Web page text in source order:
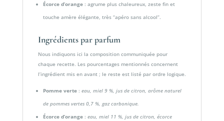
Écorce d’orange: agrume plus chaleureux, zeste fin et
touche amère élégante, très “apéro sans alcool”.
Ingrédients par parfum
Nous indiquons ici la composition communiquée pour
chaque recette. Les pourcentages mentionnés concernent
l’ingrédient mis en avant ; le reste est listé par ordre logique.
Pomme verte: eau, miel 9 %, jus de citron, arôme naturel
de pommes vertes 0,7 %, gaz carbonique.
Écorce d’orange: eau, miel 11 %, jus de citron, écorce